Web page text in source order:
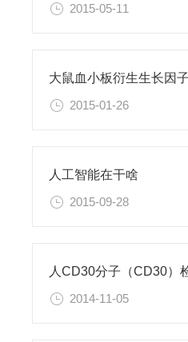
2015-05-11
2015-01-26
人工智能在干啥
2015-09-28
2014-11-05